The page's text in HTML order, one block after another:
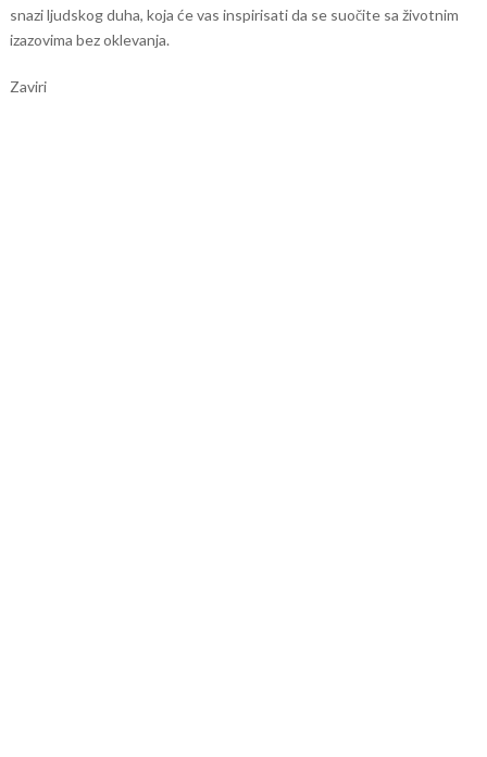
snazi ljudskog duha, koja će vas inspirisati da se suočite sa životnim
izazovima bez oklevanja.
Zaviri